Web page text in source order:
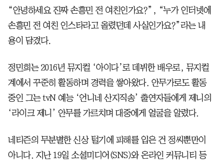
“안녕하세요 진짜 손흥민 전 여친인가요?”, “누가 인터넷에
손흥민 전 여친 인스타라고 올렸던데 사실인가요?”라는 내
용이 담겼다.
정민희는 2016년 뮤지컬 ‘아이다’로 데뷔한 배우로, 뮤지컬
계에서 꾸준히 활동하며 경력을 쌓아왔다. 안무가로도 활동
중인 그는 tvN 예능 ‘언니네 산지직송’ 출연자들에게 제니의
‘라이크 제니’ 안무를 가르치며 대중에게 얼굴을 알렸다.
네티즌의 무분별한 신상 털기에 피해를 입은 건 정씨뿐만이
아니다. 지난 19일 소셜미디어(SNS)와 온라인 커뮤니티 등